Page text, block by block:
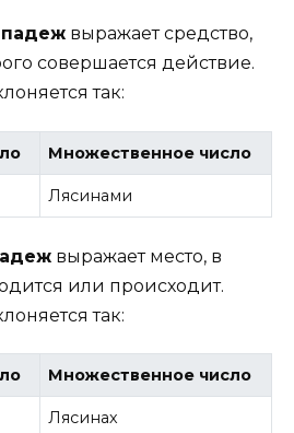
выражает средство,
совершается действие.
так:
Множественное число
Лясинами
выражает место, в
или происходит.
так:
Множественное число
Лясинах